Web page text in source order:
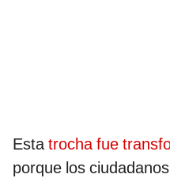
Estatrocha fue
porque los